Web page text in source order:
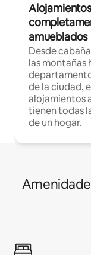
Alojamientos
amueblados
Desde
las montañas
de la ciudad,
alojamientos
tienen todas
de un hogar.